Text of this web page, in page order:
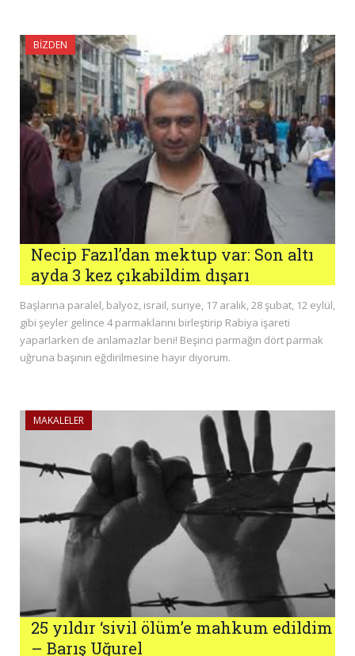
BIZDEN
Necip Fazıl’dan mektup var: Son altı
ayda 3 kez çıkabildim dışarı
Başlarına paralel, balyoz, israil, suriye, 17 aralık, 28 şubat, 12 eylül,
gibi şeyler gelince 4 parmaklarını birleştirip Rabiya işareti
yaparlarken de anlamazlar beni! Beşinci parmağın dört parmak
uğruna başının eğdirilmesine hayır diyorum.
MAKALELER
25 yıldır ‘sivil ölüm’e mahkum edildim
– Barış Uğurel